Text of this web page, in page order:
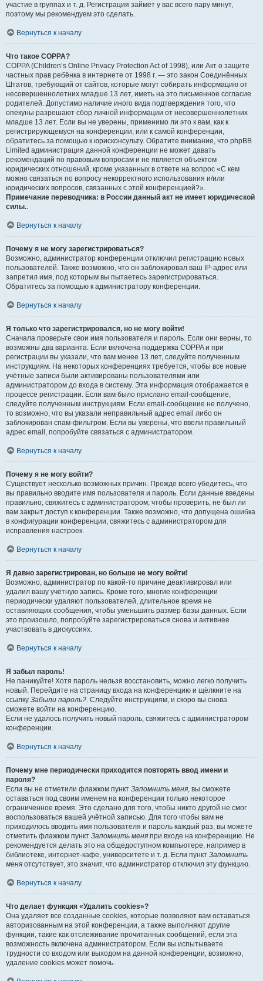
участие в группах и т. д. Регистрация займёт у вас всего пару минут,
поэтому мы рекомендуем это сделать.
Вернуться к началу
Что такое COPPA?
COPPA (Children’s Online Privacy Protection Act of 1998), или Акт о защите
частных прав ребёнка в интернете от 1998 г. — это закон Соединённых
Штатов, требующий от сайтов, которые могут собирать информацию от
несовершеннолетних младше 13 лет, иметь на это письменное согласие
родителей. Допустимо наличие иного вида подтверждения того, что
опекуны разрешают сбор личной информации от несовершеннолетних
младше 13 лет. Если вы не уверены, применимо ли это к вам, как к
регистрирующемуся на конференции, или к самой конференции,
обратитесь за помощью к юрисконсульту. Обратите внимание, что phpBB
Limited администрация данной конференции не может давать
рекомендаций по правовым вопросам и не является объектом
юридических отношений, кроме указанных в ответе на вопрос «С кем
можно связаться по вопросу некорректного использования и/или
юридических вопросов, связанных с этой конференцией?».
Примечание переводчика: в России данный акт не имеет юридической
силы..
Вернуться к началу
Почему я не могу зарегистрироваться?
Возможно, администратор конференции отключил регистрацию новых
пользователей. Также возможно, что он заблокировал ваш IP-адрес или
запретил имя, под которым вы пытаетесь зарегистрироваться.
Обратитесь за помощью к администратору конференции.
Вернуться к началу
Я только что зарегистрировался, но не могу войти!
Сначала проверьте свои имя пользователя и пароль. Если они верны, то
возможны два варианта. Если включена поддержка COPPA и при
регистрации вы указали, что вам менее 13 лет, следуйте полученным
инструкциям. На некоторых конференциях требуется, чтобы все новые
учётные записи были активированы пользователями или
администратором до входа в систему. Эта информация отображается в
процессе регистрации. Если вам было прислано email-сообщение,
следуйте полученным инструкциям. Если email-сообщение не получено,
то возможно, что вы указали неправильный адрес email либо он
заблокирован спам-фильтром. Если вы уверены, что ввели правильный
адрес email, попробуйте связаться с администратором.
Вернуться к началу
Почему я не могу войти?
Существует несколько возможных причин. Прежде всего убедитесь, что
вы правильно вводите имя пользователя и пароль. Если данные введены
правильно, свяжитесь с администратором, чтобы проверить, не был ли
вам закрыт доступ к конференции. Также возможно, что допущена ошибка
в конфигурации конференции, свяжитесь с администратором для
исправления настроек.
Вернуться к началу
Я давно зарегистрирован, но больше не могу войти!
Возможно, администратор по какой-то причине деактивировал или
удалил вашу учётную запись. Кроме того, многие конференции
периодически удаляют пользователей, длительное время не
оставляющих сообщения, чтобы уменьшить размер базы данных. Если
это произошло, попробуйте зарегистрироваться снова и активнее
участвовать в дискуссиях.
Вернуться к началу
Я забыл пароль!
Не паникуйте! Хотя пароль нельзя восстановить, можно легко получить
новый. Перейдите на страницу входа на конференцию и щёлкните на
ссылку Забыли пароль?. Следуйте инструкциям, и скоро вы снова
сможете войти на конференцию.
Если не удалось получить новый пароль, свяжитесь с администратором
конференции.
Вернуться к началу
Почему мне периодически приходится повторять ввод имени и
пароля?
Если вы не отметили флажком пункт Запомнить меня, вы сможете
оставаться под своим именем на конференции только некоторое
ограниченное время. Это сделано для того, чтобы никто другой не смог
воспользоваться вашей учётной записью. Для того чтобы вам не
приходилось вводить имя пользователя и пароль каждый раз, вы можете
отметить флажком пункт Запомнить меня при входе на конференцию. Не
рекомендуется делать это на общедоступном компьютере, например в
библиотеке, интернет-кафе, университете и т. д. Если пункт Запомнить
меня отсутствует, это значит, что администратор отключил эту функцию.
Вернуться к началу
Что делает функция «Удалить cookies»?
Она удаляет все созданные cookies, которые позволяют вам оставаться
авторизованным на этой конференции, а также выполняют другие
функции, такие как отслеживание прочитанных сообщений, если эта
возможность включена администратором. Если вы испытываете
трудности со входом или выходом на данной конференции, возможно,
удаление cookies может помочь.